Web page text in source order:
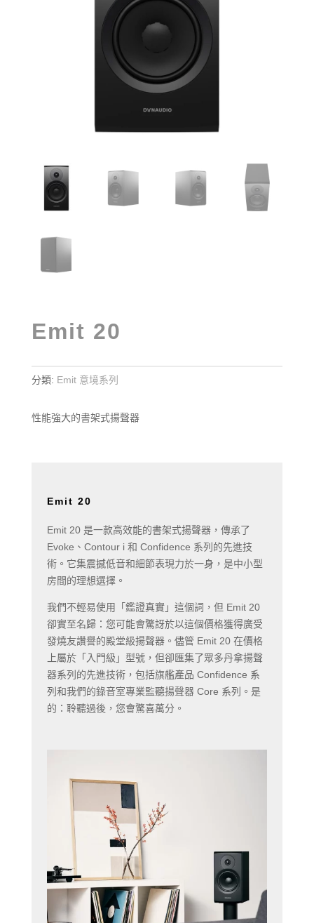
Emit 20
分類: Emit 意境系列
性能強大的書架式揚聲器
Emit 20
Emit 20 是一款高效能的書架式揚聲器，傳承了
Evoke、Contour i 和 Confidence 系列的先進技
術。它集震撼低音和細節表現力於一身，是中小型
房間的理想選擇。
我們不輕易使用「鑑證真實」這個詞，但 Emit 20
卻實至名歸：您可能會驚訝於以這個價格獲得廣受
發燒友讚譽的殿堂級揚聲器。儘管 Emit 20 在價格
上屬於「入門級」型號，但卻匯集了眾多丹拿揚聲
器系列的先進技術，包括旗艦產品 Confidence 系
列和我們的錄音室專業監聽揚聲器 Core 系列。是
的：聆聽過後，您會驚喜萬分。